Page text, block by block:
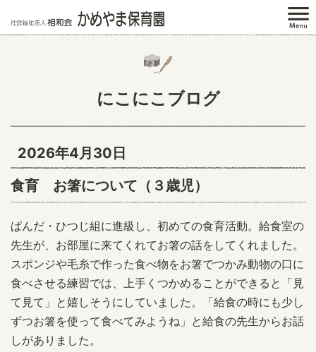
にこにこブログ
2026年4月30日
食育 お箸について（３歳児）
ぱんだ・ひつじ組に進級し、初めての食育活動。給食室の
先生が、お部屋に来てくれてお箸の話をしてくれました。
スポンジや毛糸で作った食べ物をお箸でつかみ動物の口に
食べさせる練習では、上手くつかめることができると「見
て見て」と嬉しそうにしていました。「給食の時にも少し
ずつお箸を使って食べてみようね」と給食の先生からお話
しがありました。